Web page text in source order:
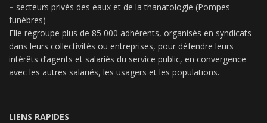
– secteurs privés des eaux et de la thanatologie (Pompes
funèbres)
Elle regroupe plus de 85 000 adhérents, organisés en syndicats
dans leurs collectivités ou entreprises, pour défendre leurs
intérêts d’agents et salariés du service public, en convergence
avec les autres salariés, les usagers et les populations.
LIENS RAPIDES